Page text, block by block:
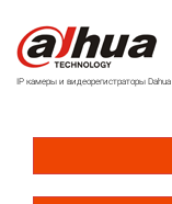
IP камеры и видеорегистраторы Dahua